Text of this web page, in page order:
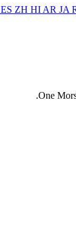
ES ZH HI AR JA
One